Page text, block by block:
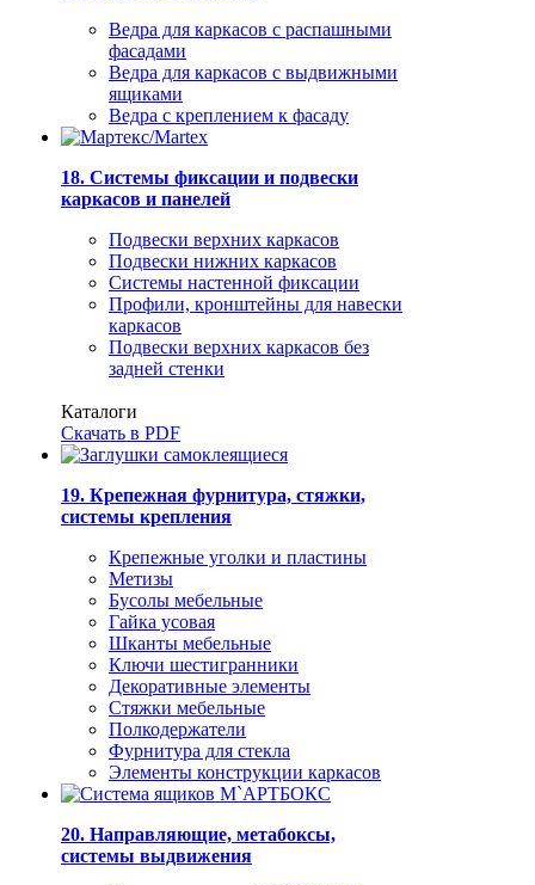
Ведра для каркасов с распашными
фасадами
Ведра для каркасов с выдвижными
ящиками
Ведра с креплением к фасаду
18. Системы фиксации и подвески
каркасов и панелей
Подвески верхних каркасов
Подвески нижних каркасов
Системы настенной фиксации
Профили, кронштейны для навески
каркасов
Подвески верхних каркасов без
задней стенки
Каталоги
Скачать в PDF
19. Крепежная фурнитура, стяжки,
системы крепления
Крепежные уголки и пластины
Метизы
Бусолы мебельные
Гайка усовая
Шканты мебельные
Ключи шестигранники
Декоративные элементы
Стяжки мебельные
Полкодержатели
Фурнитура для стекла
Элементы конструкции каркасов
20. Направляющие, метабоксы,
системы выдвижения